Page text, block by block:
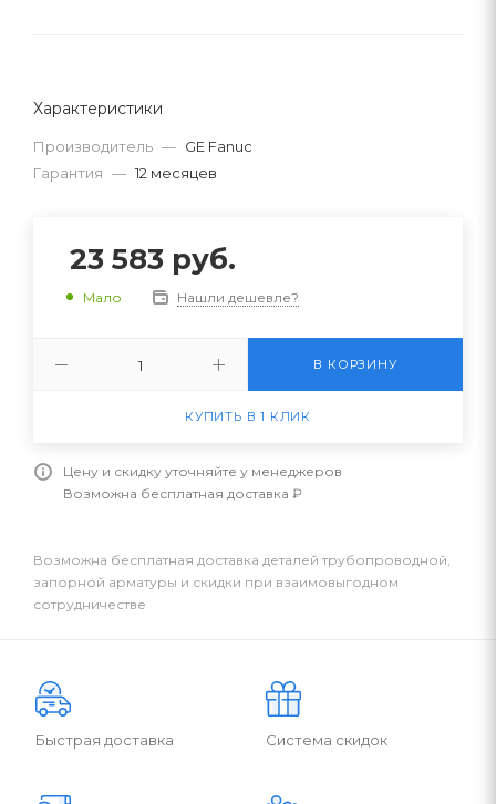
Характеристики
Производитель — GE Fanuc
Гарантия — 12 месяцев
23 583 руб.
Мало Нашли дешевле?
В КОРЗИНУ
КУПИТЬ В 1 КЛИК
Цену и скидку уточняйте у менеджеров
Возможна бесплатная доставка ₽
Возможна бесплатная доставка деталей трубопроводной,
запорной арматуры и скидки при взаимовыгодном
сотрудничестве
Быстрая доставка Система скидок